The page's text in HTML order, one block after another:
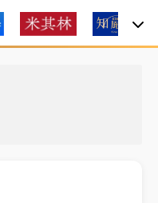
短股票「關禁閉」天